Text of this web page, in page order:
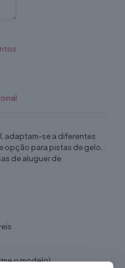
adaptam-se a diferentes
opção para pistas de gelo,
de aluguer de
o modelo)